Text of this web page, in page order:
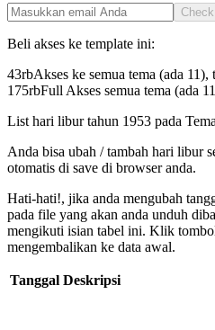
Check
Beli akses ke template ini:
43rbAkses ke semua tema (ada 11),
175rbFull Akses semua tema (ada
List hari libur tahun 1953 pada
Anda bisa ubah / tambah hari libur
otomatis di save di browser anda.
Hati-hati!, jika anda mengubah
pada file yang akan anda unduh
mengikuti isian tabel ini. Klik
mengembalikan ke data awal.
Tanggal Deskripsi